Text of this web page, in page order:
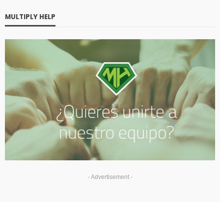
MULTIPLY HELP
- Advertisement -